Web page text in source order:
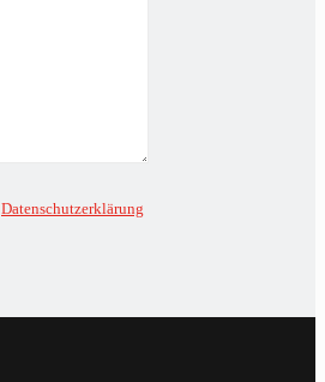
Datenschutzerklärung